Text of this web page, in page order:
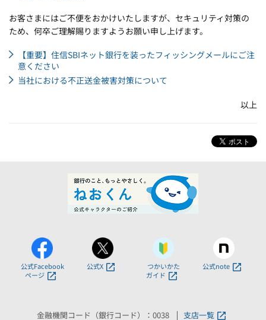
お客さまにはご不便をおかけいたしますが、セキュリティ対策の
ため、何卒ご理解賜りますようお願い申し上げます。
【重要】住信SBIネット銀行を装ったフィッシングメールにご注
意ください
当社における不正送金被害対策について
以上
公式Facebook
ページ
公式X
つかいかた
ガイド
公式note
金融機関コード（銀行コード）：0038 支店一覧